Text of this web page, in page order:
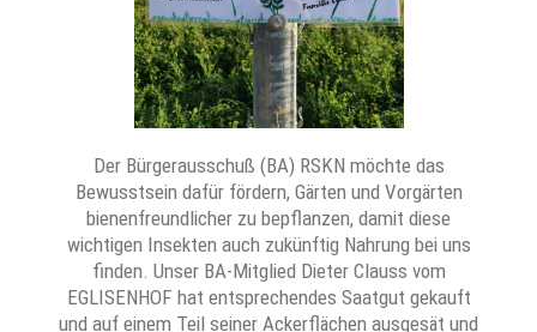
Der Bürgerausschuß (BA) RSKN möchte das
Bewusstsein dafür fördern, Gärten und Vorgärten
bienenfreundlicher zu bepflanzen, damit diese
wichtigen Insekten auch zukünftig Nahrung bei uns
finden. Unser BA-Mitglied Dieter Clauss vom
EGLISENHOF hat entsprechendes Saatgut gekauft
und auf einem Teil seiner Ackerflächen ausgesät und